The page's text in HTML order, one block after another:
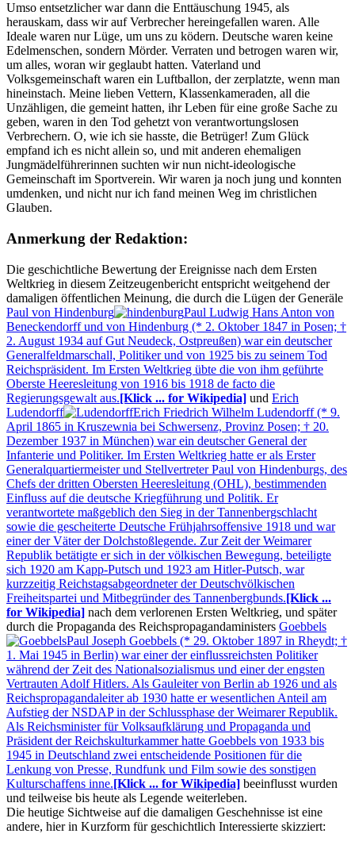
Umso entsetzlicher war dann die Enttäuschung 1945, als
herauskam, dass wir auf Verbrecher hereingefallen waren. Alle
Ideale waren nur Lüge, um uns zu ködern. Deutsche waren keine
Edelmenschen, sondern Mörder. Verraten und betrogen waren wir,
um alles, woran wir geglaubt hatten. Vaterland und
Volksgemeinschaft waren ein Luftballon, der zerplatzte, wenn man
hineinstach. Meine lieben Vettern, Klassenkameraden, all die
Unzähligen, die gemeint hatten, ihr Leben für eine große Sache zu
geben, waren in den Tod gehetzt von verantwortungslosen
Verbrechern. O, wie ich sie hasste, die Betrüger! Zum Glück
empfand ich es nicht allein so, und mit anderen ehemaligen
Jungmädelführerinnen suchten wir nun nicht-ideologische
Gemeinschaft im Sportverein. Wir waren ja noch jung und konnten
umdenken, und nicht nur ich fand meinen Weg im christlichen
Glauben.
Anmerkung der Redaktion:
Die geschichtliche Bewertung der Ereignisse nach dem Ersten
Weltkrieg in diesem Zeitzeugenbericht entspricht weitgehend der
damaligen öffentlichen Meinung, die durch die Lügen der Generäle
Paul von Hindenburg
Paul Ludwig Hans Anton von
Beneckendorff und von Hindenburg (* 2. Oktober 1847 in Posen; †
2. August 1934 auf Gut Neudeck, Ostpreußen) war ein deutscher
Generalfeldmarschall, Politiker und von 1925 bis zu seinem Tod
Reichspräsident. Im Ersten Weltkrieg übte die von ihm geführte
Oberste Heeresleitung von 1916 bis 1918 de facto die
Regierungsgewalt aus.[Klick ... for Wikipedia] und Erich
Ludendorff
Erich Friedrich Wilhelm Ludendorff (* 9.
April 1865 in Kruszewnia bei Schwersenz, Provinz Posen; † 20.
Dezember 1937 in München) war ein deutscher General der
Infanterie und Politiker. Im Ersten Weltkrieg hatte er als Erster
Generalquartiermeister und Stellvertreter Paul von Hindenburgs, des
Chefs der dritten Obersten Heeresleitung (OHL), bestimmenden
Einfluss auf die deutsche Kriegführung und Politik. Er
verantwortete maßgeblich den Sieg in der Tannenbergschlacht
sowie die gescheiterte Deutsche Frühjahrsoffensive 1918 und war
einer der Väter der Dolchstoßlegende. Zur Zeit der Weimarer
Republik betätigte er sich in der völkischen Bewegung, beteiligte
sich 1920 am Kapp-Putsch und 1923 am Hitler-Putsch, war
kurzzeitig Reichstagsabgeordneter der Deutschvölkischen
Freiheitspartei und Mitbegründer des Tannenbergbunds.[Klick ...
for Wikipedia] nach dem verlorenen Ersten Weltkrieg, und später
durch die Propaganda des Reichspropagandaministers Goebbels
Paul Joseph Goebbels (* 29. Oktober 1897 in Rheydt; †
1. Mai 1945 in Berlin) war einer der einflussreichsten Politiker
während der Zeit des Nationalsozialismus und einer der engsten
Vertrauten Adolf Hitlers. Als Gauleiter von Berlin ab 1926 und als
Reichspropagandaleiter ab 1930 hatte er wesentlichen Anteil am
Aufstieg der NSDAP in der Schlussphase der Weimarer Republik.
Als Reichsminister für Volksaufklärung und Propaganda und
Präsident der Reichskulturkammer hatte Goebbels von 1933 bis
1945 in Deutschland zwei entscheidende Positionen für die
Lenkung von Presse, Rundfunk und Film sowie des sonstigen
Kulturschaffens inne.[Klick ... for Wikipedia] beeinflusst wurden
und teilweise bis heute als Legende weiterleben.
Die heutige Sichtweise auf die damaligen Geschehnisse ist eine
andere, hier in Kurzform für geschichtlich Interessierte skizziert: